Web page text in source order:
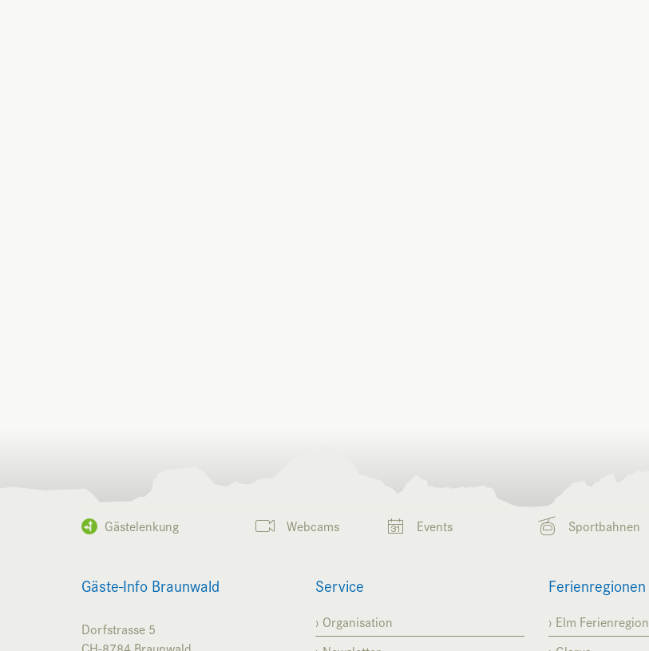
Gästelenkung Webcams Events Sportbahnen
Gäste-Info Braunwald
Dorfstrasse 5
Service
Organisation
Ferienregionen
Elm Ferienregion